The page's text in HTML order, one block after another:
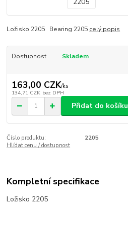
Ložisko 2205 Bearing 2205 celý popis
Dostupnost Skladem
163,00 CZK/ks
134,71 CZK bez DPH
Přidat do košíku
Číslo produktu:
2205
Hlídat cenu / dostupnost
Kompletní specifikace
Ložisko 2205